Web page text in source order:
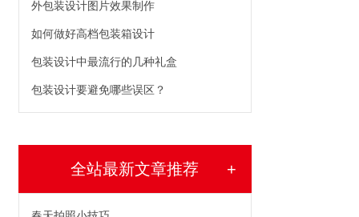
外包装设计图片效果制作
如何做好高档包装箱设计
包装设计中最流行的几种礼盒
包装设计要避免哪些误区？
全站最新文章推荐 +